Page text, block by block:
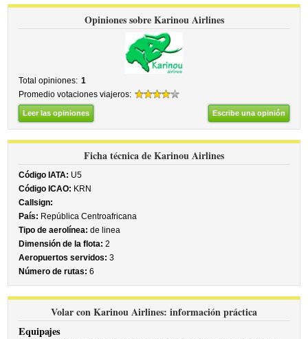
Opiniones sobre Karinou Airlines
Total opiniones: 1
Promedio votaciones viajeros:
Leer las opiniones Escribe una opinión
Ficha técnica de Karinou Airlines
Código IATA: U5
Código ICAO: KRN
Callsign:
País: República Centroafricana
Tipo de aerolínea: de linea
Dimensión de la flota: 2
Aeropuertos servidos: 3
Número de rutas: 6
Volar con Karinou Airlines: información práctica
Equipajes